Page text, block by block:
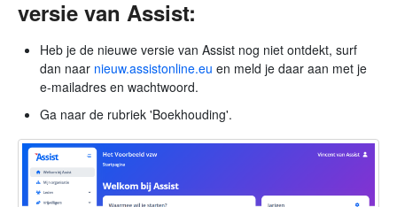
versie van Assist:
Heb je de nieuwe versie van Assist nog niet ontdekt, surf
dan naar nieuw.assistonline.eu en meld je daar aan met je
e-mailadres en wachtwoord.
Ga naar de rubriek 'Boekhouding'.